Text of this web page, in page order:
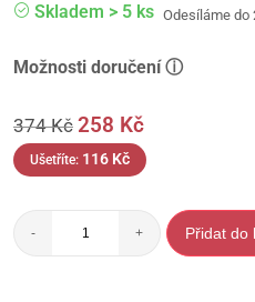
Skladem > 5 ks Odesíláme do
Možnosti doručení ⓘ
374Kč 258 Kč
Ušetříte: 116 Kč
- + Přidat do